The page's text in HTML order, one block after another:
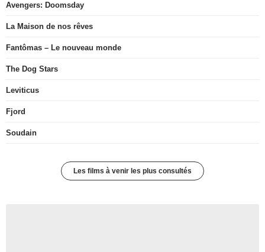
Avengers: Doomsday
La Maison de nos rêves
Fantômas – Le nouveau monde
The Dog Stars
Leviticus
Fjord
Soudain
Les films à venir les plus consultés